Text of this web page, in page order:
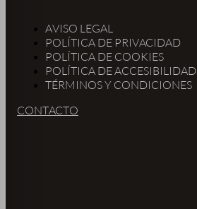
AVISO LEGAL
POLÍTICA DE PRIVACIDAD
POLÍTICA DE COOKIES
POLÍTICA DE ACCESIBILIDAD
TÉRMINOS Y CONDICIONES
CONTACTO